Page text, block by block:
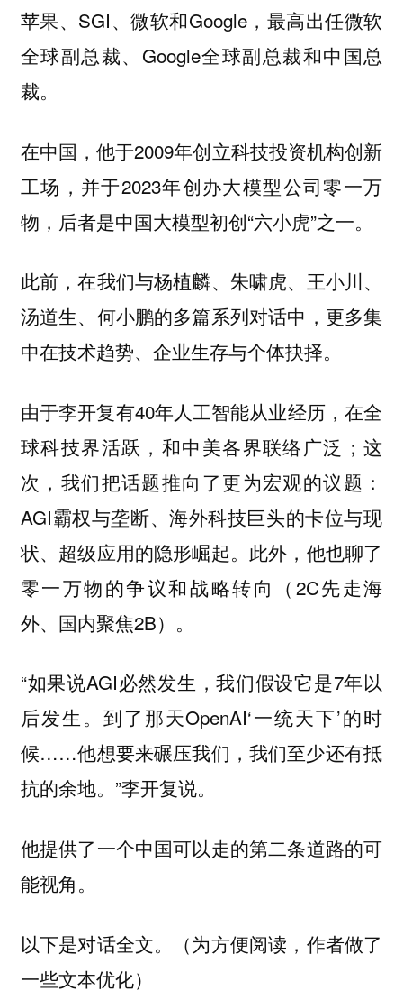
苹果、SGI、微软和Google，最高出任微软
全球副总裁、Google全球副总裁和中国总
裁。
在中国，他于2009年创立科技投资机构创新
工场，并于2023年创办大模型公司零一万
物，后者是中国大模型初创“六小虎”之一。
此前，在我们与杨植麟、朱啸虎、王小川、
汤道生、何小鹏的多篇系列对话中，更多集
中在技术趋势、企业生存与个体抉择。
由于李开复有40年人工智能从业经历，在全
球科技界活跃，和中美各界联络广泛；这
次，我们把话题推向了更为宏观的议题：
AGI霸权与垄断、海外科技巨头的卡位与现
状、超级应用的隐形崛起。此外，他也聊了
零一万物的争议和战略转向（2C先走海
外、国内聚焦2B）。
“如果说AGI必然发生，我们假设它是7年以
后发生。到了那天OpenAI‘一统天下’的时
候……他想要来碾压我们，我们至少还有抵
抗的余地。”李开复说。
他提供了一个中国可以走的第二条道路的可
能视角。
以下是对话全文。（为方便阅读，作者做了
一些文本优化）